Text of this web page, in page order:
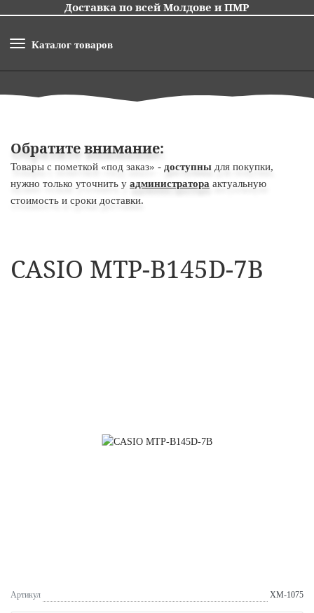
Доставка по всей Молдове и ПМР
Каталог товаров
Обратите внимание:
Товары с пометкой «под заказ» - доступны для покупки,
нужно только уточнить у администратора актуальную
стоимость и сроки доставки.
CASIO MTP-B145D-7B
Артикул XM-1075